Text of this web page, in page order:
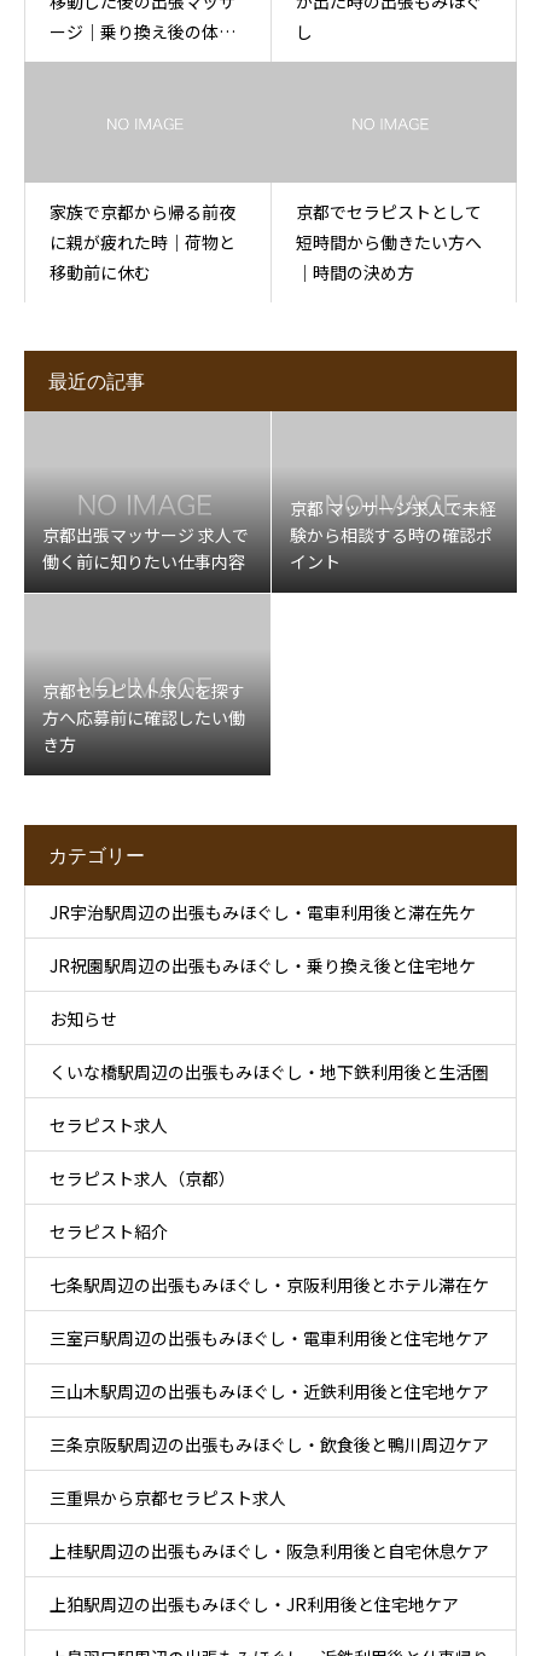
ージ｜乗り換え後の体を
休める
し
家族で京都から帰る前夜
に親が疲れた時｜荷物と
移動前に休む
京都でセラピストとして
短時間から働きたい方へ
｜時間の決め方
最近の記事
京都出張マッサージ 求人で
働く前に知りたい仕事内容
京都 マッサージ求人で未経
験から相談する時の確認ポ
イント
京都セラピスト求人を探す
方へ応募前に確認したい働
き方
カテゴリー
JR宇治駅周辺の出張もみほぐし・電車利用後と滞在先ケ
ア
JR祝園駅周辺の出張もみほぐし・乗り換え後と住宅地ケ
ア
お知らせ
くいな橋駅周辺の出張もみほぐし・地下鉄利用後と生活圏
ケア
セラピスト求人
セラピスト求人（京都）
セラピスト紹介
七条駅周辺の出張もみほぐし・京阪利用後とホテル滞在ケ
ア
三室戸駅周辺の出張もみほぐし・電車利用後と住宅地ケア
三山木駅周辺の出張もみほぐし・近鉄利用後と住宅地ケア
三条京阪駅周辺の出張もみほぐし・飲食後と鴨川周辺ケア
三重県から京都セラピスト求人
上桂駅周辺の出張もみほぐし・阪急利用後と自宅休息ケア
上狛駅周辺の出張もみほぐし・JR利用後と住宅地ケア